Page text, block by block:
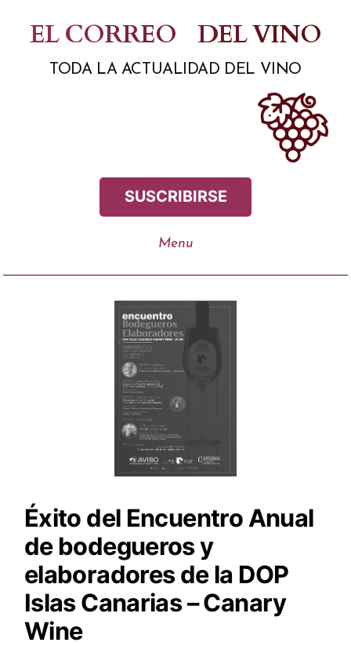
contenido
EL CORREO DEL VINO
TODA LA ACTUALIDAD DEL VINO
SUSCRIBIRSE
Éxito del Encuentro Anual
de bodegueros y
elaboradores de la DOP
Islas Canarias – Canary
Wine